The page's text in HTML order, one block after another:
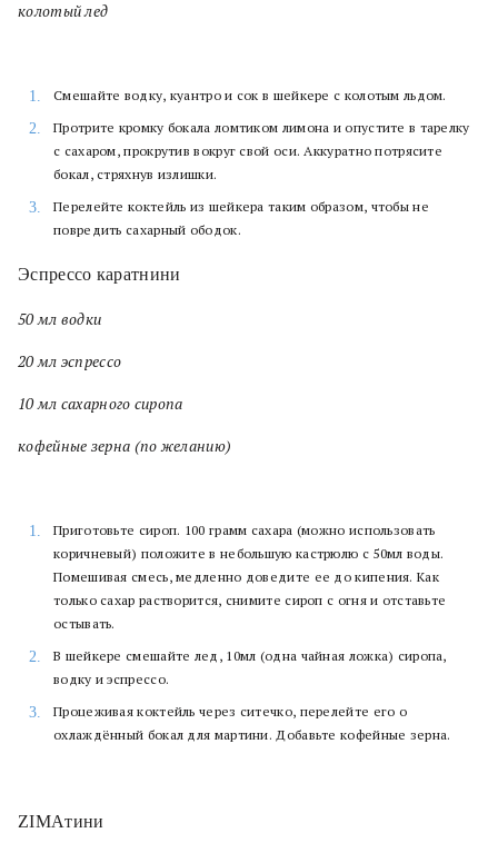
колотый лед
Смешайте водку, куантро и сок в шейкере с колотым льдом.
Протрите кромку бокала ломтиком лимона и опустите в тарелку
с сахаром, прокрутив вокруг свой оси. Аккуратно потрясите
бокал, стряхнув излишки.
Перелейте коктейль из шейкера таким образом, чтобы не
повредить сахарный ободок.
Эспрессо каратнини
50 мл водки
20 мл эспрессо
10 мл сахарного сиропа
кофейные зерна (по желанию)
Приготовьте сироп. 100 грамм сахара (можно использовать
коричневый) положите в небольшую кастрюлю с 50мл воды.
Помешивая смесь, медленно доведите ее до кипения. Как
только сахар растворится, снимите сироп с огня и отставьте
остывать.
В шейкере смешайте лед, 10мл (одна чайная ложка) сиропа,
водку и эспрессо.
Процеживая коктейль через ситечко, перелейте его о
охлаждённый бокал для мартини. Добавьте кофейные зерна.
ZIMAтини